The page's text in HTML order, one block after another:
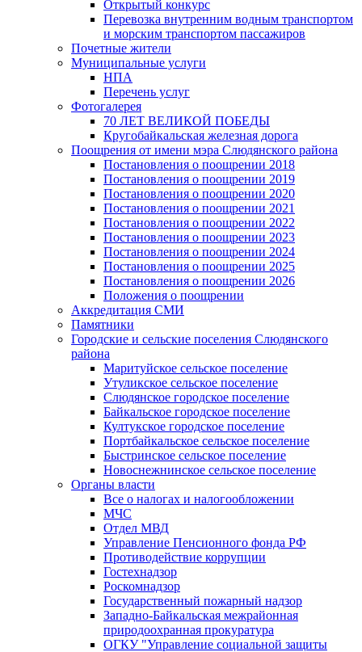
Открытый конкурс
Перевозка внутренним водным транспортом
и морским транспортом пассажиров
Почетные жители
Муниципальные услуги
НПА
Перечень услуг
Фотогалерея
70 ЛЕТ ВЕЛИКОЙ ПОБЕДЫ
Кругобайкальская железная дорога
Поощрения от имени мэра Слюдянского района
Постановления о поощрении 2018
Постановления о поощрении 2019
Постановления о поощрении 2020
Постановления о поощрении 2021
Постановления о поощрении 2022
Постановления о поощрении 2023
Постановления о поощрении 2024
Постановления о поощрении 2025
Постановления о поощрении 2026
Положения о поощрении
Аккредитация СМИ
Памятники
Городские и сельские поселения Слюдянского
района
Маритуйское сельское поселение
Утуликское сельское поселение
Слюдянское городское поселение
Байкальское городское поселение
Култукское городское поселение
Портбайкальское сельское поселение
Быстринское сельское поселение
Новоснежнинское сельское поселение
Органы власти
Все о налогах и налогообложении
МЧС
Отдел МВД
Управление Пенсионного фонда РФ
Противодействие коррупции
Гостехнадзор
Роскомнадзор
Государственный пожарный надзор
Западно-Байкальская межрайонная
природоохранная прокуратура
ОГКУ "Управление социальной защиты